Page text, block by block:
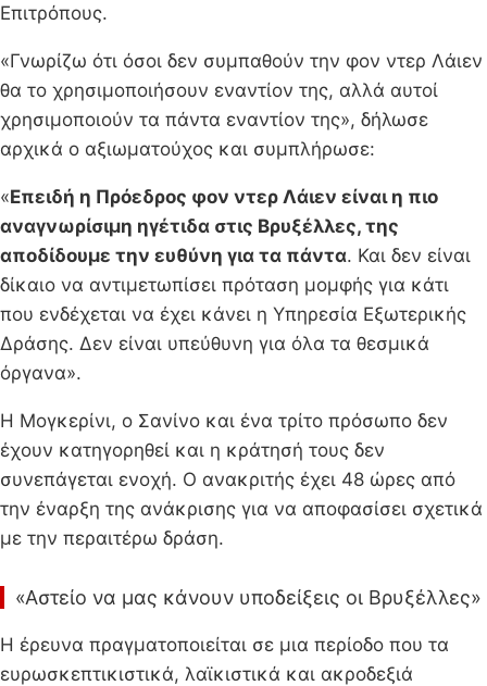
Επιτρόπους.
«Γνωρίζω ότι όσοι δεν συμπαθούν την φον ντερ Λάιεν
θα το χρησιμοποιήσουν εναντίον της, αλλά αυτοί
χρησιμοποιούν τα πάντα εναντίον της», δήλωσε
αρχικά ο αξιωματούχος και συμπλήρωσε:
«Επειδή η Πρόεδρος φον ντερ Λάιεν είναι η πιο
αναγνωρίσιμη ηγέτιδα στις Βρυξέλλες, της
αποδίδουμε την ευθύνη για τα πάντα. Και δεν είναι
δίκαιο να αντιμετωπίσει πρόταση μομφής για κάτι
που ενδέχεται να έχει κάνει η Υπηρεσία Εξωτερικής
Δράσης. Δεν είναι υπεύθυνη για όλα τα θεσμικά
όργανα».
Η Μογκερίνι, ο Σανίνο και ένα τρίτο πρόσωπο δεν
έχουν κατηγορηθεί και η κράτησή τους δεν
συνεπάγεται ενοχή. Ο ανακριτής έχει 48 ώρες από
την έναρξη της ανάκρισης για να αποφασίσει σχετικά
με την περαιτέρω δράση.
«Αστείο να μας κάνουν υποδείξεις οι Βρυξέλλες»
Η έρευνα πραγματοποιείται σε μια περίοδο που τα
ευρωσκεπτικιστικά, λαϊκιστικά και ακροδεξιά